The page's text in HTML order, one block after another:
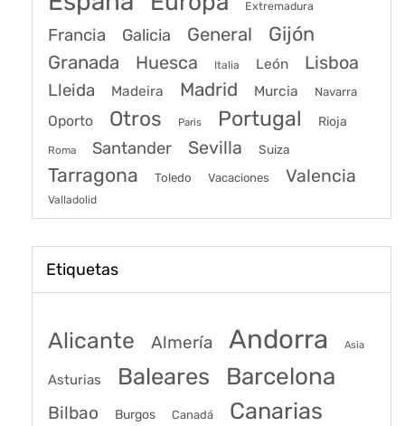
Extremadura
Francia Galicia General Gijón
Granada Huesca Italia León Lisboa
Lleida Madeira Madrid Murcia Navarra
Oporto Otros Paris Portugal Rioja
Roma Santander Sevilla Suiza
Tarragona Toledo Vacaciones Valencia
Valladolid
Etiquetas
Alicante Almería Andorra Asia
Asturias Baleares Barcelona
Bilbao Burgos Canadá Canarias